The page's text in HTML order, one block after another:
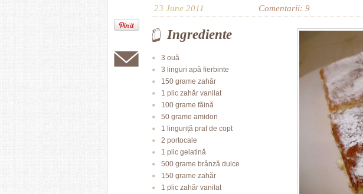
23 June 2011 Comentarii: 9
Ingrediente
3 ouă
3 linguri apă fierbinte
150 grame zahăr
1 plic zahăr vanilat
100 grame făină
50 grame amidon
1 linguriță praf de copt
2 portocale
1 plic gelatină
500 grame brânză dulce
150 grame zahăr
1 plic zahăr vanilat